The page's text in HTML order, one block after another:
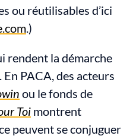
ou réutilisables d’ici
.)
rendent la démarche
PACA, des acteurs
ou le fonds de
Toi montrent
peuvent se conjuguer